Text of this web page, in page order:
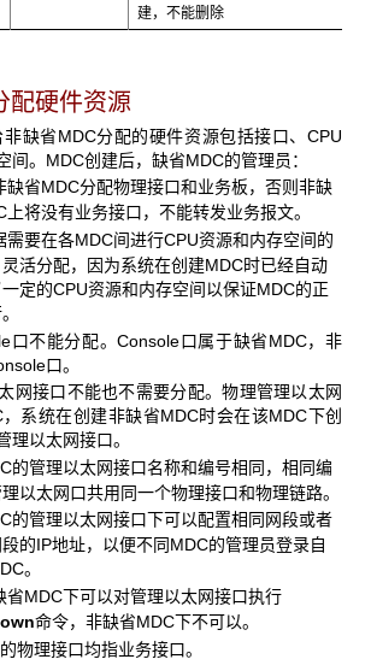
建，不能删除
配硬件资源
非缺省MDC分配的硬件资源包括接口、CPU
间。MDC创建后，缺省MDC的管理员：
省MDC分配物理接口和业务板，否则非缺
上将没有业务接口，不能转发业务报文。
要在各MDC间进行CPU资源和内存空间的
活分配，因为系统在创建MDC时已经自动
定的CPU资源和内存空间以保证MDC的正
口不能分配。Console口属于缺省MDC，非
口。
网接口不能也不需要分配。物理管理以太网
系统在创建非缺省MDC时会在该MDC下创
理以太网接口。
管理以太网接口名称和编号相同，相同编
以太网口共用同一个物理接口和物理链路。
管理以太网接口下可以配置相同网段或者
的IP地址，以便不同MDC的管理员登录自
。
MDC下可以对管理以太网接口执行
命令，非缺省MDC下不可以。
物理接口均指业务接口。